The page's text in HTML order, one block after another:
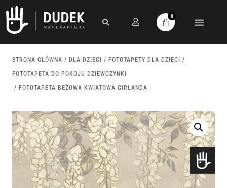
0
STRONA GŁÓWNA / DLA DZIECI / FOTOTAPETY DLA DZIECI
/
FOTOTAPETA DO POKOJU DZIEWCZYNKI
/ FOTOTAPETA BEŻOWA KWIATOWA GIRLANDA